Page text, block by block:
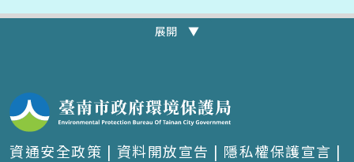
展開 ▼
資通安全政策 | 資料開放宣告 | 隱私權保護宣言 |